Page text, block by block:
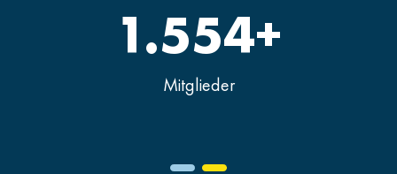
Mitglieder
1.554+